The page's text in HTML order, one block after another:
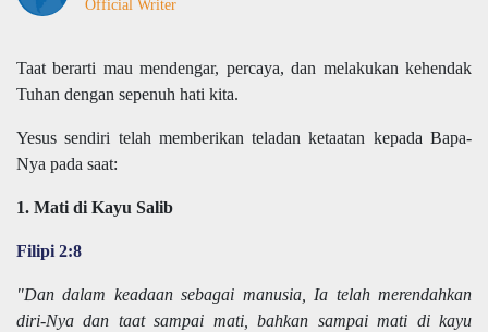
Official Writer
Taat berarti mau mendengar, percaya, dan melakukan kehendak
Tuhan dengan sepenuh hati kita.
Yesus sendiri telah memberikan teladan ketaatan kepada Bapa-
Nya pada saat:
1. Mati di Kayu Salib
Filipi 2:8
"Dan dalam keadaan sebagai manusia, Ia telah merendahkan
diri-Nya dan taat sampai mati, bahkan sampai mati di kayu